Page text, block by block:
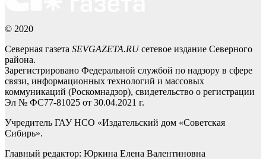
© 2020
Северная газета SEVGAZETA.RUсетевое издание Северного
района.
Зарегистрировано Федеральной службой по надзору в сфере
связи, информационных технологий и массовых
коммуникаций (Роскомнадзор), свидетельство о регистрации
Эл № ФС77-81025 от 30.04.2021 г.
Учредитель ГАУ НСО «Издательский дом «Советская
Сибирь».
Главный редактор: Юркина Елена Валентиновна